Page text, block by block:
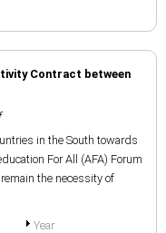
Contract between
in the South towards
For All (AFA) Forum
the necessity of
Year